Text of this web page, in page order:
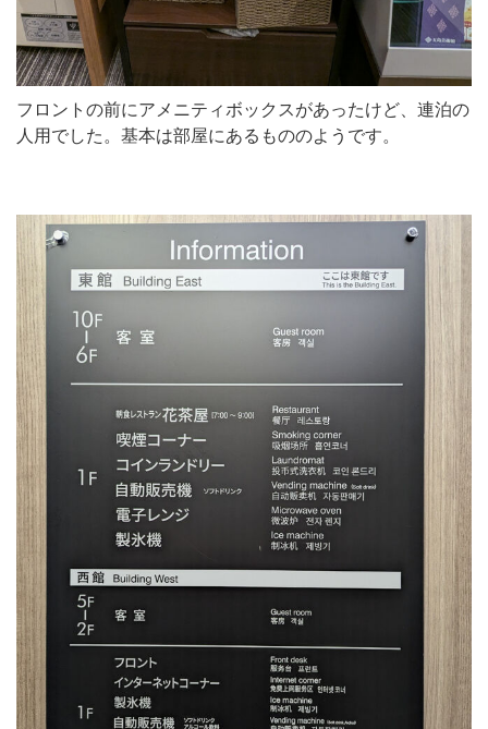
フロントの前にアメニティボックスがあったけど、連泊の
人用でした。基本は部屋にあるもののようです。